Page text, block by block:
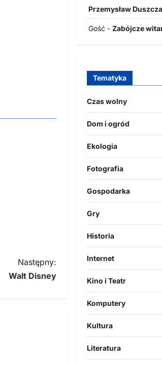
Następny:
Walt Disney
Przemysław
Gość - Zabójcze
Tematyka
Czas wolny
Dom i ogród
Ekologia
Fotografia
Gospodarka
Gry
Historia
Internet
Kino i Teatr
Komputery
Kultura
Literatura